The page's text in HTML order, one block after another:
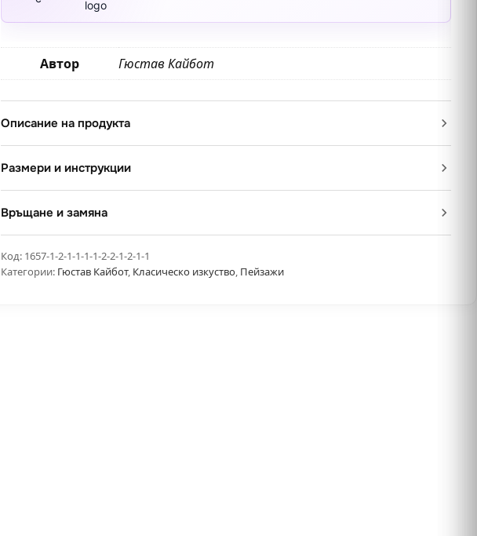
Автор Гюстав Кайбот
Описание на продукта
Размери и инструкции
Връщане и замяна
Код: 1657-1-2-1-1-1-1-2-2-1-2-1-1
Категории: Гюстав Кайбот, Класическо изкуство, Пейзажи